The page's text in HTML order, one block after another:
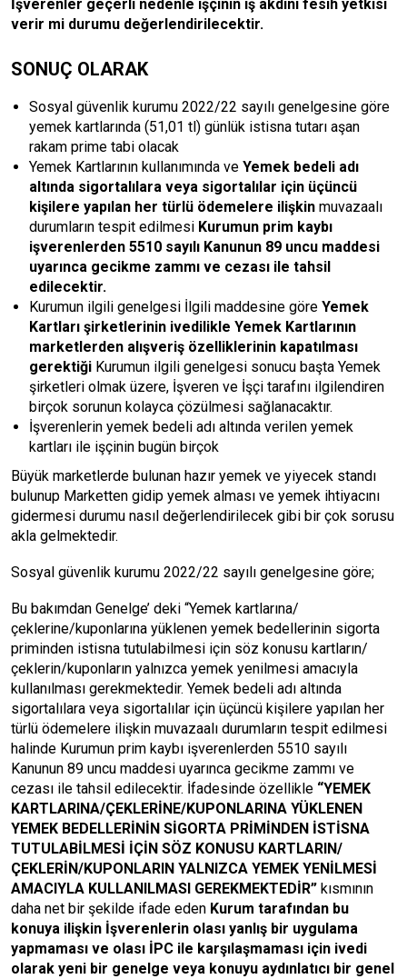
İşverenler geçerli nedenle işçinin iş akdini fesih yetkisi
verir mi durumu değerlendirilecektir.
SONUÇ OLARAK
Sosyal güvenlik kurumu 2022/22 sayılı genelgesine göre
yemek kartlarında (51,01 tl) günlük istisna tutarı aşan
rakam prime tabi olacak
Yemek Kartlarının kullanımında ve Yemek bedeli adı
altında sigortalılara veya sigortalılar için üçüncü
kişilere yapılan her türlü ödemelere ilişkin muvazaalı
durumların tespit edilmesi Kurumun prim kaybı
işverenlerden 5510 sayılı Kanunun 89 uncu maddesi
uyarınca gecikme zammı ve cezası ile tahsil
edilecektir.
Kurumun ilgili genelgesi İlgili maddesine göre Yemek
Kartları şirketlerinin ivedilikle Yemek Kartlarının
marketlerden alışveriş özelliklerinin kapatılması
gerektiği Kurumun ilgili genelgesi sonucu başta Yemek
şirketleri olmak üzere, İşveren ve İşçi tarafını ilgilendiren
birçok sorunun kolayca çözülmesi sağlanacaktır.
İşverenlerin yemek bedeli adı altında verilen yemek
kartları ile işçinin bugün birçok
Büyük marketlerde bulunan hazır yemek ve yiyecek standı
bulunup Marketten gidip yemek alması ve yemek ihtiyacını
gidermesi durumu nasıl değerlendirilecek gibi bir çok sorusu
akla gelmektedir.
Sosyal güvenlik kurumu 2022/22 sayılı genelgesine göre;
Bu bakımdan Genelge’ deki “Yemek kartlarına/
çeklerine/kuponlarına yüklenen yemek bedellerinin sigorta
priminden istisna tutulabilmesi için söz konusu kartların/
çeklerin/kuponların yalnızca yemek yenilmesi amacıyla
kullanılması gerekmektedir. Yemek bedeli adı altında
sigortalılara veya sigortalılar için üçüncü kişilere yapılan her
türlü ödemelere ilişkin muvazaalı durumların tespit edilmesi
halinde Kurumun prim kaybı işverenlerden 5510 sayılı
Kanunun 89 uncu maddesi uyarınca gecikme zammı ve
cezası ile tahsil edilecektir. İfadesinde özellikle “YEMEK
KARTLARINA/ÇEKLERİNE/KUPONLARINA YÜKLENEN
YEMEK BEDELLERİNİN SİGORTA PRİMİNDEN İSTİSNA
TUTULABİLMESİ İÇİN SÖZ KONUSU KARTLARIN/
ÇEKLERİN/KUPONLARIN YALNIZCA YEMEK YENİLMESİ
AMACIYLA KULLANILMASI GEREKMEKTEDİR” kısmının
daha net bir şekilde ifade eden Kurum tarafından bu
konuya ilişkin İşverenlerin olası yanlış bir uygulama
yapmaması ve olası İPC ile karşılaşmaması için ivedi
olarak yeni bir genelge veya konuyu aydınlatıcı bir genel